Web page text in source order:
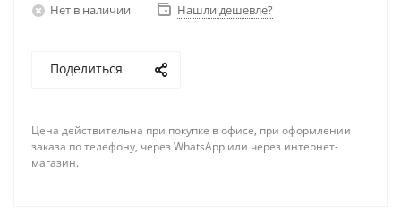
Нет в наличии Нашли дешевле?
Поделиться
Цена действительна при покупке в офисе, при оформлении
заказа по телефону, через WhatsApp или через интернет-
магазин.